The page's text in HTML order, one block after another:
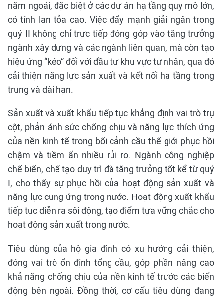
năm ngoái, đặc biệt ở các dự án hạ tầng quy mô lớn,
có tính lan tỏa cao. Việc đẩy mạnh giải ngân trong
quý II không chỉ trực tiếp đóng góp vào tăng trưởng
ngành xây dựng và các ngành liên quan, mà còn tạo
hiệu ứng “kéo” đối với đầu tư khu vực tư nhân, qua đó
cải thiện năng lực sản xuất và kết nối hạ tầng trong
trung và dài hạn.
Sản xuất và xuất khẩu tiếp tục khẳng định vai trò trụ
cột, phản ánh sức chống chịu và năng lực thích ứng
của nền kinh tế trong bối cảnh cầu thế giới phục hồi
chậm và tiềm ẩn nhiều rủi ro. Ngành công nghiệp
chế biến, chế tạo duy trì đà tăng trưởng tốt kể từ quý
I, cho thấy sự phục hồi của hoạt động sản xuất và
năng lực cung ứng trong nước. Hoạt động xuất khẩu
tiếp tục diễn ra sôi động, tạo điểm tựa vững chắc cho
hoạt động sản xuất trong nước.
Tiêu dùng của hộ gia đình có xu hướng cải thiện,
đóng vai trò ổn định tổng cầu, góp phần nâng cao
khả năng chống chịu của nền kinh tế trước các biến
động bên ngoài. Đồng thời, cơ cấu tiêu dùng đang